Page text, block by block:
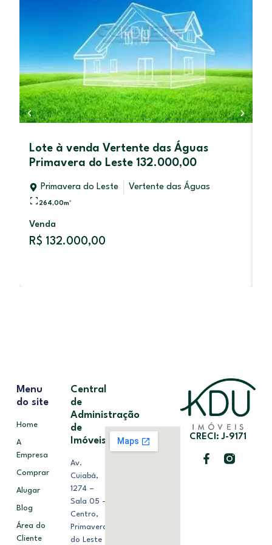
Lote à venda Vertente das Águas
Primavera do Leste 132.000,00
Primavera do Leste Vertente das Águas
264,00m²
Venda
R$ 132.000,00
CRECI: J-9171
Menu
do site
Home
A
Empresa
Comprar
Alugar
Blog
Área do
Cliente
Central
de
Administração
de
Imóveis
Av.
Cuiabá,
1274 –
Sala 05 –
Centro,
Primavera
do Leste